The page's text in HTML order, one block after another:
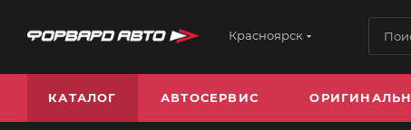
Красноярск
КАТАЛОГ АВТОСЕРВИС